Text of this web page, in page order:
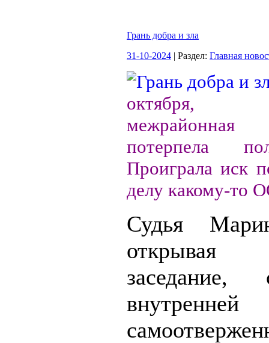
Грань добра и зла
31-10-2024 | Раздел: Главная
октября,
межрайонная
потерпела
Проиграла иск
делу какому-то
Судья
открывая
внутренней